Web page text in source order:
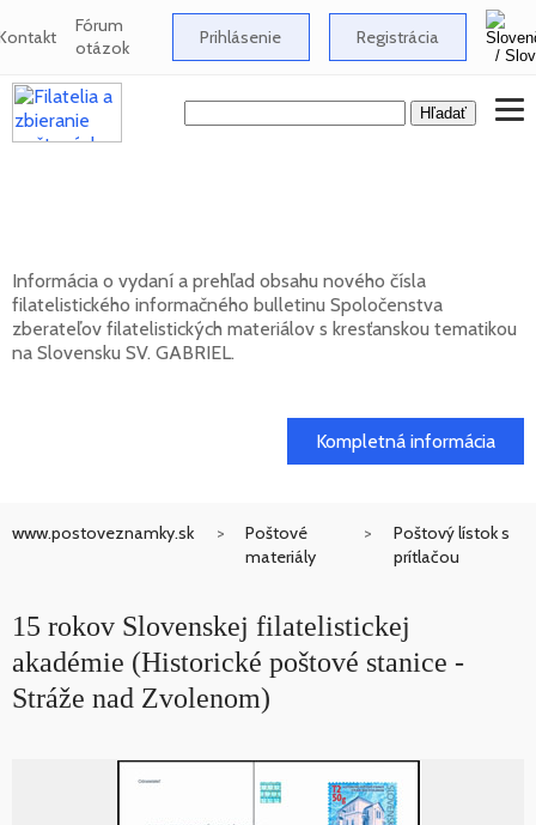
Fórum
otázok Prihlásenie Registrácia
Informácia o vydaní a prehľad obsahu nového čísla
filatelistického informačného bulletinu Spoločenstva
zberateľov filatelistických materiálov s kresťanskou tematikou
na Slovensku SV. GABRIEL.
Kompletná informácia
www.postoveznamky.sk
Poštové
materiály
Poštový lístok s
prítlačou
15 rokov Slovenskej filatelistickej
akadémie (Historické poštové stanice -
Stráže nad Zvolenom)